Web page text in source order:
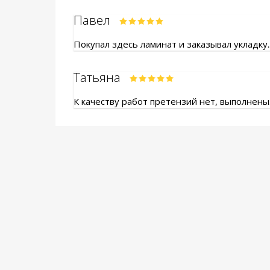
Павел
Покупал здесь ламинат и заказывал
Татьяна
К качеству работ претензий нет,